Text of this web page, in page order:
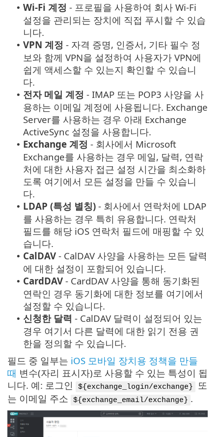
• Wi-Fi 계정 - 프로필을 사용하여 회사 Wi-Fi
설정을 관리되는 장치에 직접 푸시할 수 있습
니다.
• VPN 계정 - 자격 증명, 인증서, 기타 필수 정
보와 함께 VPN을 설정하여 사용자가 VPN에
쉽게 액세스할 수 있는지 확인할 수 있습니
다.
• 전자 메일 계정 - IMAP 또는 POP3 사양을 사
용하는 이메일 계정에 사용됩니다. Exchange
Server를 사용하는 경우 아래 Exchange
ActiveSync 설정을 사용합니다.
• Exchange 계정 - 회사에서 Microsoft
Exchange를 사용하는 경우 메일, 달력, 연락
처에 대한 사용자 접근 설정 시간을 최소화하
도록 여기에서 모든 설정을 만들 수 있습니
다.
• LDAP (특성 별칭) - 회사에서 연락처에 LDAP
를 사용하는 경우 특히 유용합니다. 연락처
필드를 해당 iOS 연락처 필드에 매핑할 수 있
습니다.
• CalDAV - CalDAV 사양을 사용하는 모든 달력
에 대한 설정이 포함되어 있습니다.
• CardDAV - CardDAV 사양을 통해 동기화된
연락인 경우 동기화에 대한 정보를 여기에서
설정할 수 있습니다.
• 신청한 달력 - CalDAV 달력이 설정되어 있는
경우 여기서 다른 달력에 대한 읽기 전용 권
한을 정의할 수 있습니다.
필드 중 일부는 iOS 모바일 장치용 정책을 만들
때 변수(자리 표시자)로 사용할 수 있는 특성이 됩
니다. 예: 로그인
${exchange_login/exchange}
또
는 이메일 주소
${exchange_email/exchange} .